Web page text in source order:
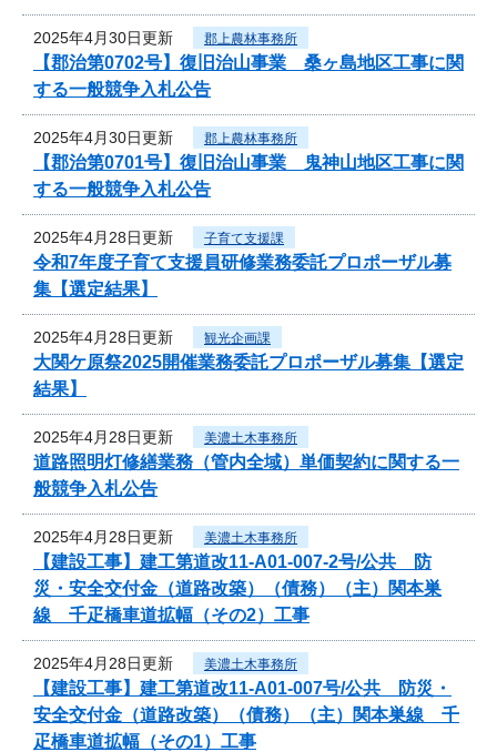
2025年4月30日更新 郡上農林事務所
【郡治第0702号】復旧治山事業 桑ヶ島地区工事に関
する一般競争入札公告
2025年4月30日更新 郡上農林事務所
【郡治第0701号】復旧治山事業 鬼神山地区工事に関
する一般競争入札公告
2025年4月28日更新 子育て支援課
令和7年度子育て支援員研修業務委託プロポーザル募
集【選定結果】
2025年4月28日更新 観光企画課
大関ケ原祭2025開催業務委託プロポーザル募集【選定
結果】
2025年4月28日更新 美濃土木事務所
道路照明灯修繕業務（管内全域）単価契約に関する一
般競争入札公告
2025年4月28日更新 美濃土木事務所
【建設工事】建工第道改11-A01-007-2号/公共 防
災・安全交付金（道路改築）（債務）（主）関本巣
線 千疋橋車道拡幅（その2）工事
2025年4月28日更新 美濃土木事務所
【建設工事】建工第道改11-A01-007号/公共 防災・
安全交付金（道路改築）（債務）（主）関本巣線 千
疋橋車道拡幅（その1）工事